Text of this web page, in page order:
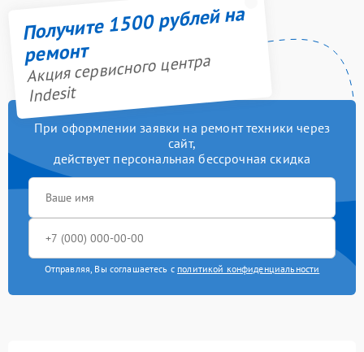
Получите 1500 рублей на
ремонт
Акция сервисного центра
Indesit
При оформлении заявки на ремонт техники через
сайт,
действует персональная бессрочная скидка
Отправляя, Вы соглашаетесь с политикой конфиденциальности